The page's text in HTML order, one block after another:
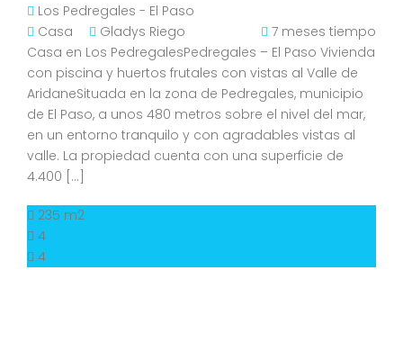
Los Pedregales - El Paso
Casa
Gladys Riego
7 meses tiempo
Casa en Los PedregalesPedregales – El Paso Vivienda
con piscina y huertos frutales con vistas al Valle de
AridaneSituada en la zona de Pedregales, municipio
de El Paso, a unos 480 metros sobre el nivel del mar,
en un entorno tranquilo y con agradables vistas al
valle. La propiedad cuenta con una superficie de
4.400 […]
235 m2
4
4